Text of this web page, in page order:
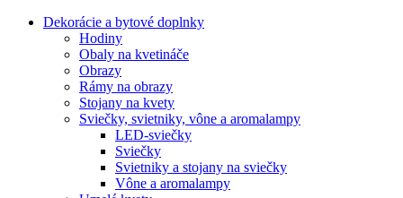
Dekorácie a bytové doplnky
Hodiny
Obaly na kvetináče
Obrazy
Rámy na obrazy
Stojany na kvety
Sviečky, svietniky, vône a aromalampy
LED-sviečky
Sviečky
Svietniky a stojany na sviečky
Vône a aromalampy